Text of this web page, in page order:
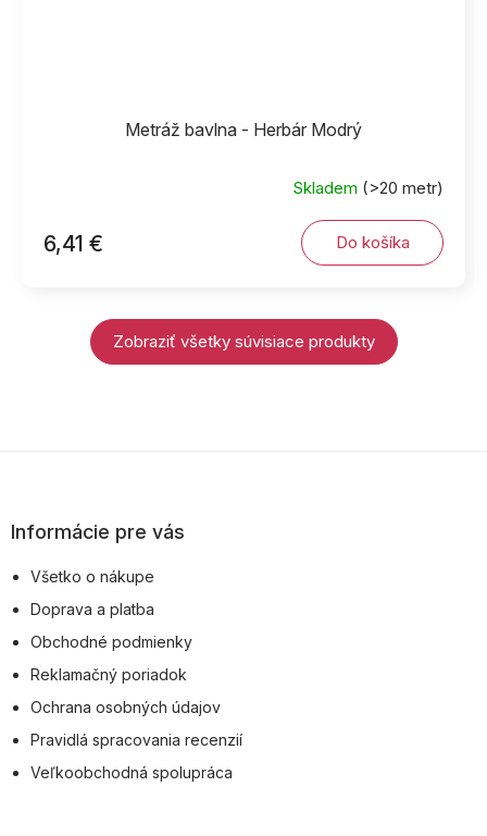
Metráž bavlna - Herbár Modrý
Skladem (>20 metr)
6,41 € Do košíka
Zobraziť všetky súvisiace produkty
pInformácie pre vás
Všetko o nákupe
Doprava a platba
Obchodné podmienky
Reklamačný poriadok
Ochrana osobných údajov
Pravidlá spracovania recenzií
Veľkoobchodná spolupráca